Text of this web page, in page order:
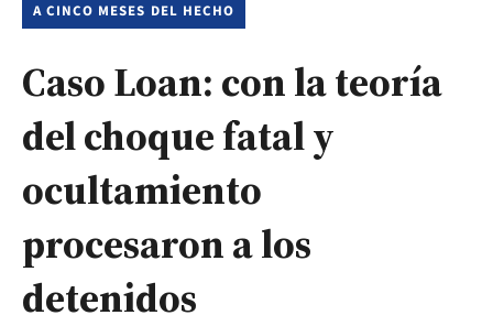
A CINCO MESES DEL HECHO
Caso Loan: con la teoría
del choque fatal y
ocultamiento
procesaron a los
detenidos